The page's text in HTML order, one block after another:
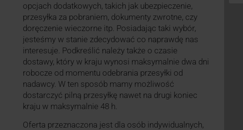
opcjach dodatkowych, takich jak ubezpieczenie,
przesyłka za pobraniem, dokumenty zwrotne, czy
doręczenie wieczorne itp. Posiadając taki wybór,
jesteśmy w stanie zdecydować co naprawdę nas
interesuje. Podkreślić należy także o czasie
dostawy, który w kraju wynosi maksymalnie dwa dni
robocze od momentu odebrania przesyłki od
nadawcy. W ten sposób mamy możliwość
dostarczyć pilną przesyłkę nawet na drugi koniec
kraju w maksymalnie 48 h.
Oferta przeznaczona jest dla osób indywidualnych,